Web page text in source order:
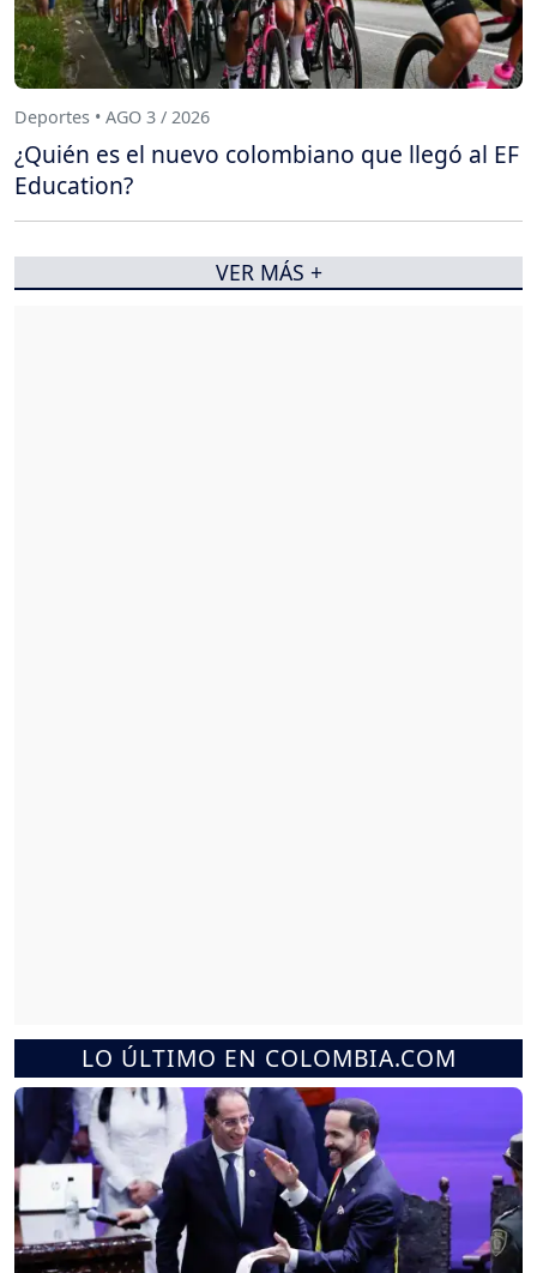
LO ÚLTIMO EN COLOMBIA.COM
Deportes • AGO 3 / 2026
¿Quién es el nuevo colombiano que llegó al EF
Education?
VER MÁS +